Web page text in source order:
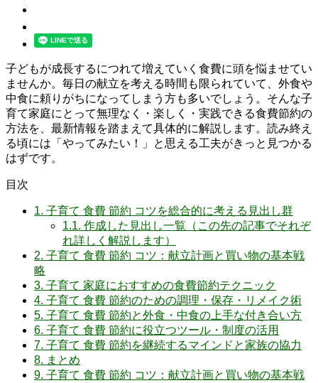
子どもが成長するにつれて増えていく食費に頭を悩ませてい
ませんか。毎日の献立を考える時間も限られていて、外食や
中食に頼りがちになってしまう方も多いでしょう。そんな子
育て家庭にとって無理なく・楽しく・実践できる食費節約の
方法を、最新情報を踏まえて具体的に解説します。読み終え
る頃には「やってみたい！」と思える工夫がきっと見つかる
はずです。
目次
1. 子育て 食費 節約 コツを総合的に考える見出し群
1.1. 作成した見出し一覧（この先の記事でそれぞ
れ詳しく解説します）
2. 子育て 食費 節約 コツ：献立計画と買い物の基本戦
略
3. 子育て 家庭におすすめの食費節約テクニック
4. 子育て 食費 節約のための調理・保存・リメイク術
5. 子育て 食費 節約と外食・中食の上手な付き合い方
6. 子育て 食費 節約に役立つツール・制度の活用
7. 子育て 食費 節約を継続するマインドと家族の協力
8. まとめ
9. 子育て 食費 節約 コツ：献立計画と買い物の基本戦